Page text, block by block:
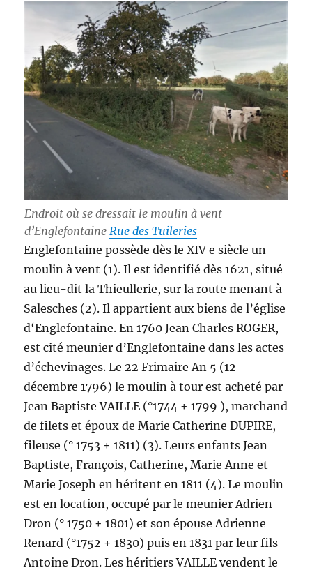
Endroit où se dressait le moulin à vent
d’Englefontaine Rue des Tuileries
Englefontaine possède dès le XIV e siècle un
moulin à vent (1). Il est identifié dès 1621, situé
au lieu-dit la Thieullerie, sur la route menant à
Salesches (2). Il appartient aux biens de l’église
d‘Englefontaine. En 1760 Jean Charles ROGER,
est cité meunier d’Englefontaine dans les actes
d’échevinages. Le 22 Frimaire An 5 (12
décembre 1796) le moulin à tour est acheté par
Jean Baptiste VAILLE (°1744 + 1799 ), marchand
de filets et époux de Marie Catherine DUPIRE,
fileuse (° 1753 + 1811) (3). Leurs enfants Jean
Baptiste, François, Catherine, Marie Anne et
Marie Joseph en héritent en 1811 (4). Le moulin
est en location, occupé par le meunier Adrien
Dron (° 1750 + 1801) et son épouse Adrienne
Renard (°1752 + 1830) puis en 1831 par leur fils
Antoine Dron. Les héritiers VAILLE vendent le